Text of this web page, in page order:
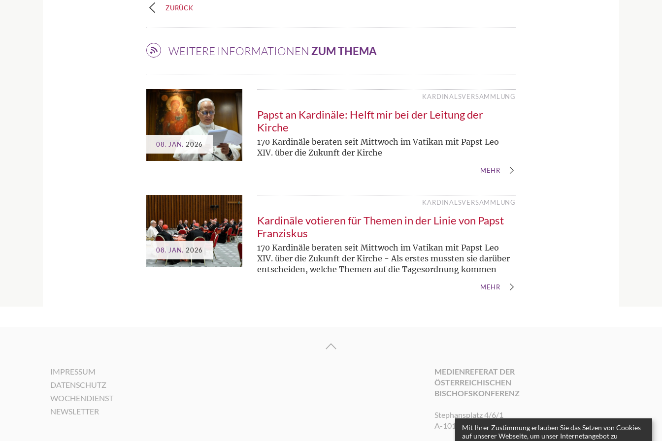
ZURÜCK
WEITERE INFORMATIONEN ZUM THEMA
08. JAN. 2026
KARDINALSVERSAMMLUNG
Papst an Kardinäle: Helft mir bei der Leitung der
Kirche
170 Kardinäle beraten seit Mittwoch im Vatikan mit Papst Leo
XIV. über die Zukunft der Kirche
MEHR
08. JAN. 2026
KARDINALSVERSAMMLUNG
Kardinäle votieren für Themen in der Linie von Papst
Franziskus
170 Kardinäle beraten seit Mittwoch im Vatikan mit Papst Leo
XIV. über die Zukunft der Kirche - Als erstes mussten sie darüber
entscheiden, welche Themen auf die Tagesordnung kommen
MEHR
IMPRESSUM
DATENSCHUTZ
WOCHENDIENST
NEWSLETTER
MEDIENREFERAT DER
ÖSTERREICHISCHEN
BISCHOFSKONFERENZ
Stephansplatz 4/6/1
A-1010 WienMit Ihrer Zustimmung erlauben Sie das Setzen von Cookies
auf unserer Webseite, um unser Internetangebot zu